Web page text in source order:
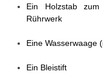
Ein Holzstab
Rührwerk
Eine Wasserwaage
Ein Bleistift